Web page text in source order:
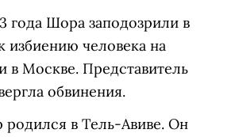
года Шора заподозрили в
избиению человека на
в Москве. Представитель
обвинения.
в Тель-Авиве. Он